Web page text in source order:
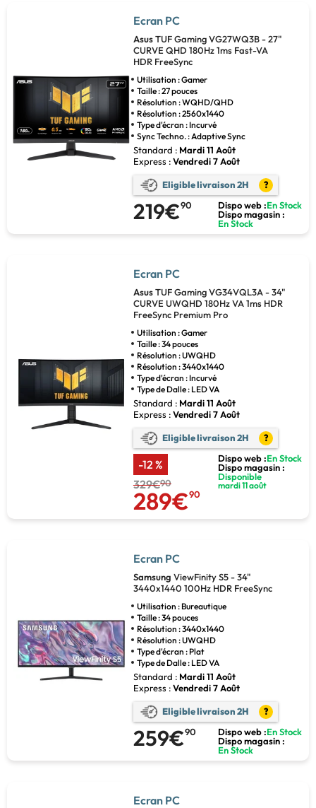
Ecran PC
AsusTUF Gaming VG27WQ3B - 27"
CURVE QHD 180Hz 1ms Fast-VA
HDR FreeSync
Utilisation : Gamer
Taille : 27 pouces
Résolution : WQHD/QHD
Résolution : 2560x1440
Type d'écran : Incurvé
Sync Techno. : Adaptive Sync
Standard : Mardi 11 Août
Express :Vendredi 7 Août
Eligible livraison 2H ?
219€90 Dispo web :En Stock
Dispo magasin :
En Stock
Ecran PC
AsusTUF Gaming VG34VQL3A - 34"
CURVE UWQHD 180Hz VA 1ms HDR
FreeSync Premium Pro
Utilisation : Gamer
Taille : 34 pouces
Résolution : UWQHD
Résolution : 3440x1440
Type d'écran : Incurvé
Type de Dalle : LED VA
Standard : Mardi 11 Août
Express :Vendredi 7 Août
Eligible livraison 2H ?
-12 %
329€90
289€90
Dispo web :En Stock
Dispo magasin :
Disponible
mardi 11 août
Ecran PC
Samsung ViewFinity S5 - 34"
3440x1440 100Hz HDR FreeSync
Utilisation : Bureautique
Taille : 34 pouces
Résolution : 3440x1440
Résolution : UWQHD
Type d'écran : Plat
Type de Dalle : LED VA
Standard : Mardi 11 Août
Express :Vendredi 7 Août
Eligible livraison 2H ?
259€90 Dispo web :En Stock
Dispo magasin :
En Stock
Ecran PC